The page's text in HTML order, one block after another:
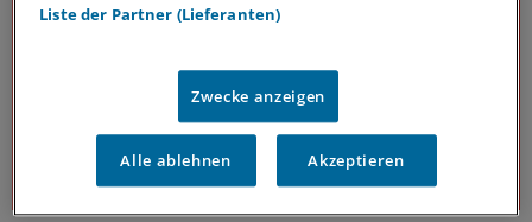
Liste der Partner (Lieferanten)
Zwecke anzeigen
Alle ablehnen Akzeptieren